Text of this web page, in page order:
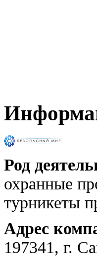
Род
охранные
турникеты
Адрес
197341, г.